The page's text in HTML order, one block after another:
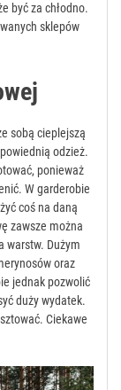
być za chłodno.
sklepów
sobą cieplejszą
odzież.
ponieważ
W garderobie
coś na daną
zawsze można
warstw. Dużym
oraz
jednak pozwolić
duży wydatek.
Ciekawe